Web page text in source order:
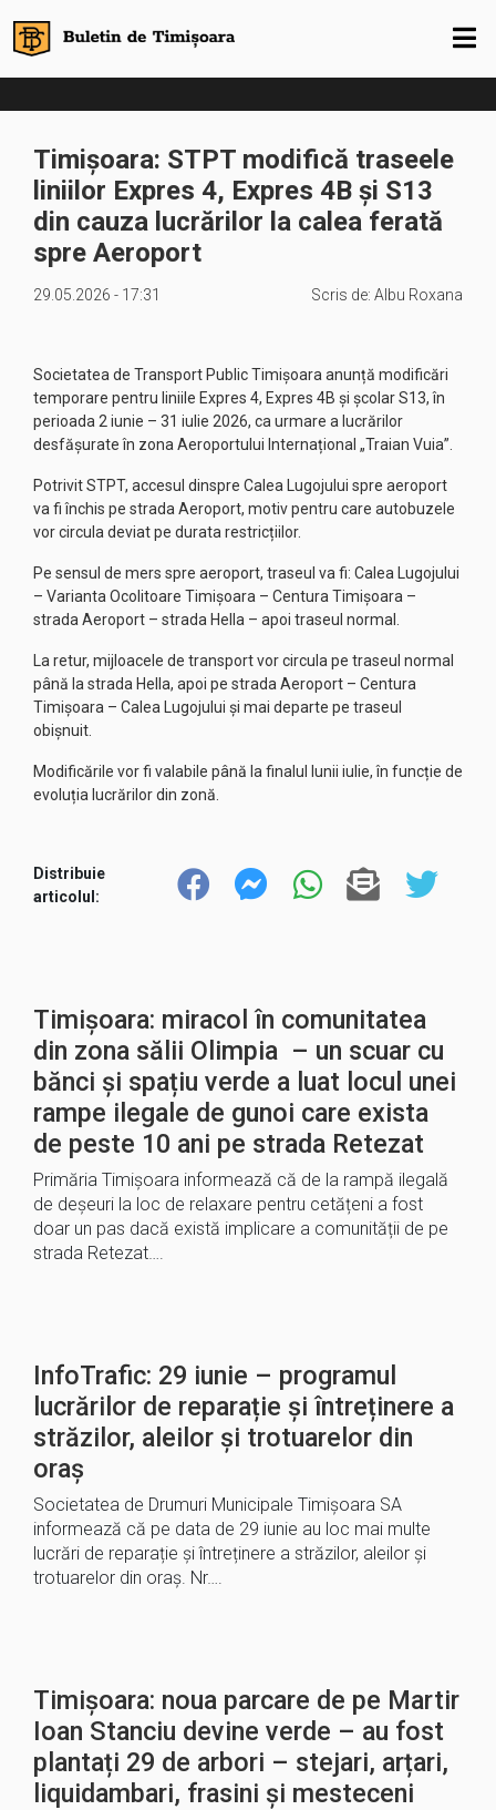
Timișoara: STPT modifică traseele
liniilor Expres 4, Expres 4B și S13
din cauza lucrărilor la calea ferată
spre Aeroport
29.05.2026 - 17:31 Scris de: Albu Roxana
Societatea de Transport Public Timișoara anunță modificări
temporare pentru liniile Expres 4, Expres 4B și școlar S13, în
perioada 2 iunie – 31 iulie 2026, ca urmare a lucrărilor
desfășurate în zona Aeroportului Internațional „Traian Vuia”.
Potrivit STPT, accesul dinspre Calea Lugojului spre aeroport
va fi închis pe strada Aeroport, motiv pentru care autobuzele
vor circula deviat pe durata restricțiilor.
Pe sensul de mers spre aeroport, traseul va fi: Calea Lugojului
– Varianta Ocolitoare Timișoara – Centura Timișoara –
strada Aeroport – strada Hella – apoi traseul normal.
La retur, mijloacele de transport vor circula pe traseul normal
până la strada Hella, apoi pe strada Aeroport – Centura
Timișoara – Calea Lugojului și mai departe pe traseul
obișnuit.
Modificările vor fi valabile până la finalul lunii iulie, în funcție de
evoluția lucrărilor din zonă.
Distribuie
articolul:
Timișoara: miracol în comunitatea
din zona sălii Olimpia – un scuar cu
bănci și spațiu verde a luat locul unei
rampe ilegale de gunoi care exista
de peste 10 ani pe strada Retezat
Primăria Timișoara informează că de la rampă ilegală
de deșeuri la loc de relaxare pentru cetățeni a fost
doar un pas dacă există implicare a comunității de pe
strada Retezat….
InfoTrafic: 29 iunie – programul
lucrărilor de reparație și întreținere a
străzilor, aleilor și trotuarelor din
oraș
Societatea de Drumuri Municipale Timișoara SA
informează că pe data de 29 iunie au loc mai multe
lucrări de reparație și întreținere a străzilor, aleilor și
trotuarelor din oraș. Nr….
Timișoara: noua parcare de pe Martir
Ioan Stanciu devine verde – au fost
plantați 29 de arbori – stejari, arțari,
liquidambari, frasini și mesteceni